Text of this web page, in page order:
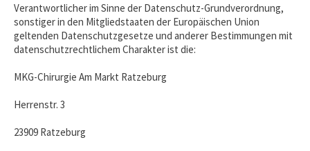
Verantwortlicher im Sinne der Datenschutz-Grundverordnung,
sonstiger in den Mitgliedstaaten der Europäischen Union
geltenden Datenschutzgesetze und anderer Bestimmungen mit
datenschutzrechtlichem Charakter ist die:
MKG-Chirurgie Am Markt Ratzeburg
Herrenstr. 3
23909 Ratzeburg